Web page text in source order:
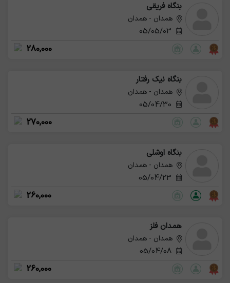
بنگاه فریقی
همدان - همدان
280,000
بنگاه نیک رفتار
همدان - همدان
270,000
بنگاه اوشلی
همدان - همدان
260,000
همدان فلز
همدان - همدان
05/04/08
260,000